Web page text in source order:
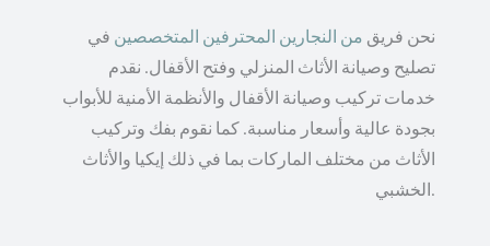
نحن فريق من النجارين المحترفين المتخصصين في
تصليح وصيانة الأثاث المنزلي وفتح الأقفال. نقدم
خدمات تركيب وصيانة الأقفال والأنظمة الأمنية للأبواب
بجودة عالية وأسعار مناسبة. كما نقوم بفك وتركيب
الأثاث من مختلف الماركات بما في ذلك إيكيا والأثاث
الخشبي.